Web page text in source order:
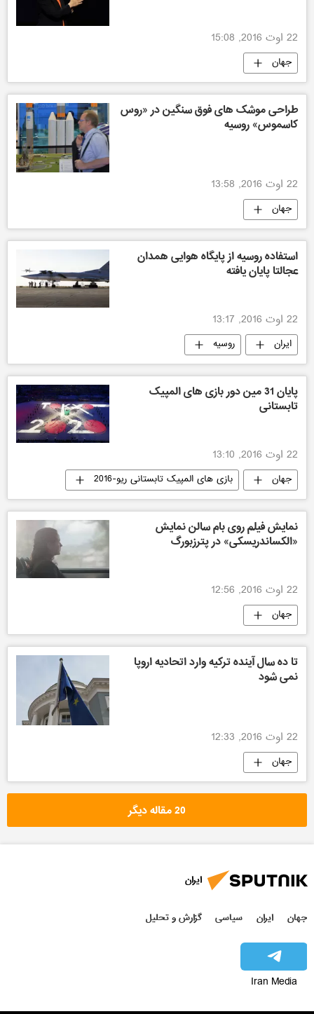
22 اوت 2016, 15:08
جهان
طراحی موشک های فوق سنگین در «روس
کاسموس» روسیه
22 اوت 2016, 13:58
جهان
استفاده روسیه از پایگاه هوایی همدان
عجالتا پایان یافته
22 اوت 2016, 13:17
ایران روسیه
پایان 31 مین دور بازی های المپیک
تابستانی
22 اوت 2016, 13:10
جهان بازی های المپیک تابستانی ریو-2016
نمایش فیلم روی بام سالن نمایش
«الکساندریسکی» در پترزبورگ
22 اوت 2016, 12:56
جهان
تا ده سال آینده ترکیه وارد اتحادیه اروپا
نمی شود
22 اوت 2016, 12:33
جهان
20 مقاله دیگر
ایران
جهان ایران سیاسی گزارش و تحلیل
Iran Media